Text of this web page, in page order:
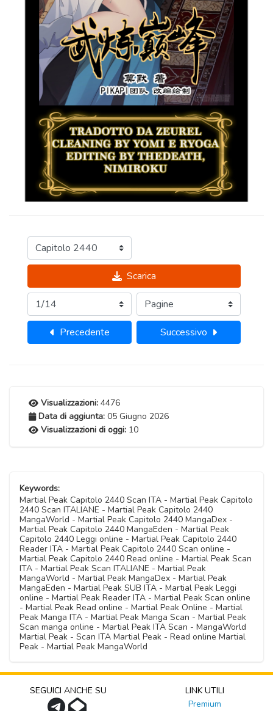
Scarica
Precedente Successivo
Visualizzazioni: 4476
Data di aggiunta: 05 Giugno 2026
Visualizzazioni di oggi: 10
Keywords:
Martial Peak Capitolo 2440 Scan ITA - Martial Peak Capitolo
2440 Scan ITALIANE - Martial Peak Capitolo 2440
MangaWorld - Martial Peak Capitolo 2440 MangaDex -
Martial Peak Capitolo 2440 MangaEden - Martial Peak
Capitolo 2440 Leggi online - Martial Peak Capitolo 2440
Reader ITA - Martial Peak Capitolo 2440 Scan online -
Martial Peak Capitolo 2440 Read online - Martial Peak Scan
ITA - Martial Peak Scan ITALIANE - Martial Peak
MangaWorld - Martial Peak MangaDex - Martial Peak
MangaEden - Martial Peak SUB ITA - Martial Peak Leggi
online - Martial Peak Reader ITA - Martial Peak Scan online
- Martial Peak Read online - Martial Peak Online - Martial
Peak Manga ITA - Martial Peak Manga Scan - Martial Peak
Scan manga online - Martial Peak ITA Scan - MangaWorld
Martial Peak - Scan ITA Martial Peak - Read online Martial
Peak - Martial Peak MangaWorld
SEGUICI ANCHE SU
LINK UTILI
Premium